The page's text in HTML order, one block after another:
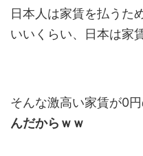
日本人は家賃を払うた
いいくらい、日本は家
そんな激高い家賃が0円
んだからｗｗ